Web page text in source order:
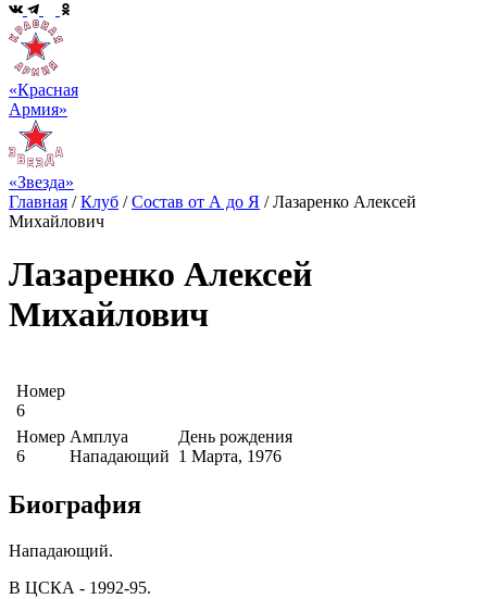
«Красная
Армия»
«Звезда»
Главная /Клуб /Состав от А до Я /Лазаренко Алексей
Михайлович
Лазаренко Алексей
Михайлович
Номер
6
Номер
6
Амплуа
Нападающий
День рождения
1 Марта, 1976
Биография
Нападающий.
В ЦСКА - 1992-95.